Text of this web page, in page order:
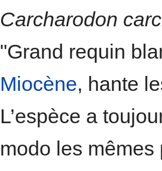
Carcharodon
"Grand requin
Miocène, hante
L’espèce a
modo les mêmes